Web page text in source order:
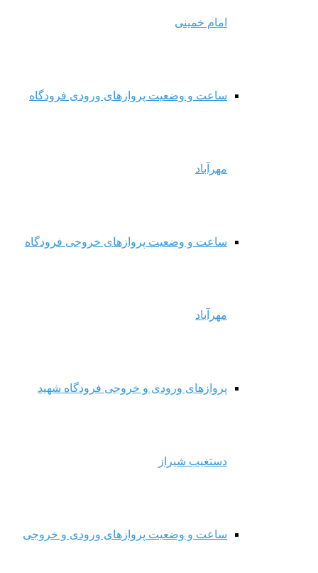
امام خمینی
ساعت و وضعیت پروازهای ورودی فرودگاه
مهرآباد
ساعت و وضعیت پروازهای خروجی فرودگاه
مهرآباد
پروازهای ورودی و خروجی فرودگاه شهید
دستغیب شیراز
ساعت و وضعیت پروازهای ورودی و خروجی